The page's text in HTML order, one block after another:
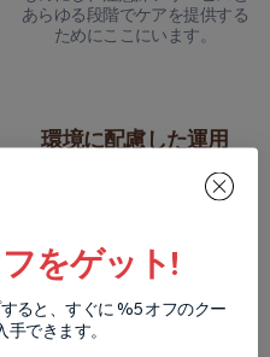
あらゆる段階でケアを提供する
ためにここにいます。
環境に配慮した運用
私たちは、環境に優しい実践を
通じて、カッパドキアの自然環
ます。
すべてのツアーをご覧ください
をゲット!
ると、すぐに %5 オフのクー
できます。